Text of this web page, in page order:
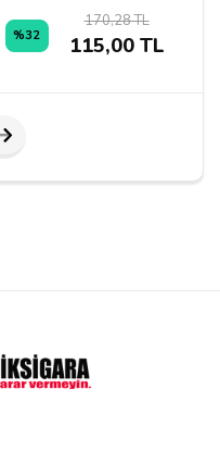
%32
170,28 TL
115,00 TL